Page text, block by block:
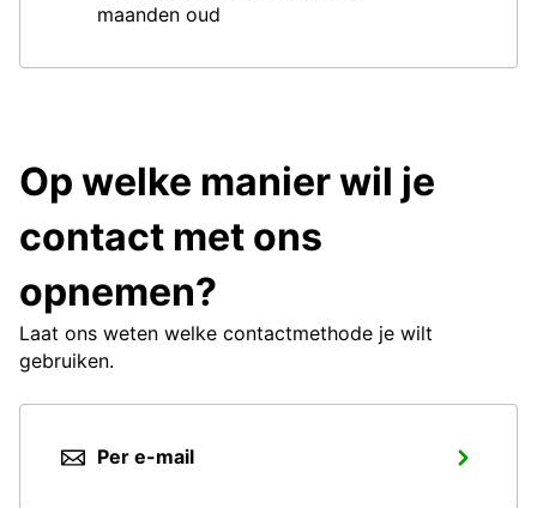
maanden oud
Op welke manier wil je
contact met ons
opnemen?
Laat ons weten welke contactmethode je wilt
gebruiken.
Per e-mail